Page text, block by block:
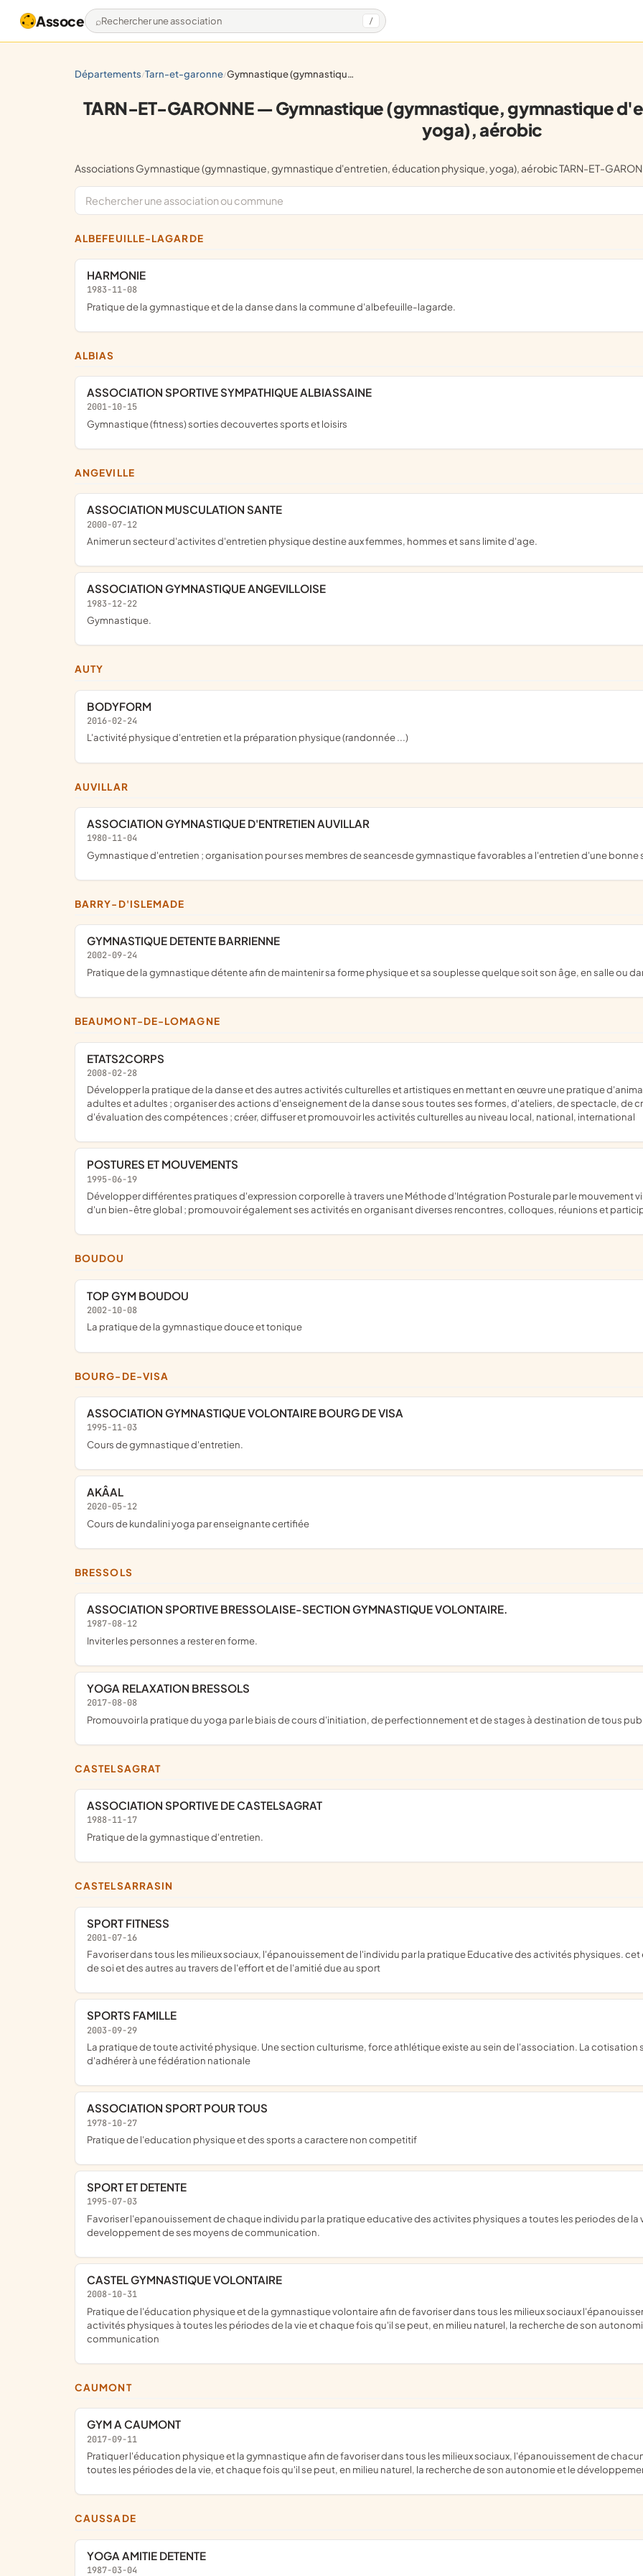
Assoce Rechercher une association /
départements/ tarn-et-garonne/ gymnastique (gymnastique, gymnastique d'entretien, éducation physique, yoga), aérobic
TARN-ET-GARONNE — Gymnastique (gymnastique, gymnastique
yoga), aérobic
Associations Gymnastique (gymnastique, gymnastique d'entretien, éducation physique, yoga), aérobic TARN-ET-
ALBEFEUILLE-LAGARDE
HARMONIE
1983-11-08
Pratique de la gymnastique et de la danse dans la commune d'albefeuille-lagarde.
ALBIAS
ASSOCIATION SPORTIVE SYMPATHIQUE ALBIASSAINE
2001-10-15
gymnastique (fitness) sorties decouvertes sports et loisirs
ANGEVILLE
ASSOCIATION MUSCULATION SANTE
2000-07-12
animer un secteur d'activites d'entretien physique destine aux femmes, hommes et sans limite d'age.
ASSOCIATION GYMNASTIQUE ANGEVILLOISE
1983-12-22
gymnastique.
AUTY
BODYFORM
2016-02-24
l'activité physique d'entretien et la préparation physique (randonnée ...)
AUVILLAR
ASSOCIATION GYMNASTIQUE D'ENTRETIEN AUVILLAR
1980-11-04
Gymnastique d'entretien ; organisation pour ses membres de seancesde gymnastique favorables a l'entretien d'une bonne
BARRY-D'ISLEMADE
GYMNASTIQUE DETENTE BARRIENNE
2002-09-24
pratique de la gymnastique détente afin de maintenir sa forme physique et sa souplesse quelque soit son âge, en salle ou
BEAUMONT-DE-LOMAGNE
ETATS2CORPS
2008-02-28
développer la pratique de la danse et des autres activités culturelles et artistiques en mettant en œuvre une pratique d'animation auprès des enfants, adolescents, jeunes
adultes et adultes ; organiser des actions d'enseignement de la danse sous toutes ses formes, d'ateliers, de spectacle, de
d'évaluation des compétences ; créer, diffuser et promouvoir les activités culturelles au niveau local, national, international
POSTURES ET MOUVEMENTS
1995-06-19
développer différentes pratiques d'expression corporelle à travers une Méthode d'Intégration Posturale par le mouvement visant au maintien de la mobilité naturelle du corps et
d'un bien-être global ; promouvoir également ses activités en organisant diverses rencontres, colloques, réunions et
BOUDOU
TOP GYM BOUDOU
2002-10-08
la pratique de la gymnastique douce et tonique
BOURG-DE-VISA
ASSOCIATION GYMNASTIQUE VOLONTAIRE BOURG DE VISA
1995-11-03
cours de gymnastique d'entretien.
AKÂAL
2020-05-12
cours de kundalini yoga par enseignante certifiée
BRESSOLS
ASSOCIATION SPORTIVE BRESSOLAISE-SECTION GYMNASTIQUE VOLONTAIRE.
1987-08-12
inviter les personnes a rester en forme.
YOGA RELAXATION BRESSOLS
2017-08-08
promouvoir la pratique du yoga par le biais de cours d'initiation, de perfectionnement et de stages à destination de tous
CASTELSAGRAT
ASSOCIATION SPORTIVE DE CASTELSAGRAT
1988-11-17
pratique de la gymnastique d'entretien.
CASTELSARRASIN
SPORT FITNESS
2001-07-16
Favoriser dans tous les milieux sociaux, l'épanouissement de l'individu par la pratique Educative des activités physiques. cet élan associatif a vocation de developper le respect
de soi et des autres au travers de l'effort et de l'amitié due au sport
SPORTS FAMILLE
2003-09-29
la pratique de toute activité physique. Une section culturisme, force athlétique existe au sein de l'association. La cotisation supplémentaire permet à ceux qui le souhaitent
d'adhérer à une fédération nationale
ASSOCIATION SPORT POUR TOUS
1978-10-27
Pratique de l'education physique et des sports a caractere non competitif
SPORT ET DETENTE
1995-07-03
Favoriser l'epanouissement de chaque individu par la pratique educative des activites physiques a toutes les periodes de la vie, la recherche de son autonomie et le
developpement de ses moyens de communication.
CASTEL GYMNASTIQUE VOLONTAIRE
2008-10-31
pratique de l'éducation physique et de la gymnastique volontaire afin de favoriser dans tous les milieux sociaux l'épanouissement de chacun par la pratique éducative des
activités physiques à toutes les périodes de la vie et chaque fois qu'il se peut, en milieu naturel, la recherche de son
communication
CAUMONT
GYM A CAUMONT
2017-09-11
pratiquer l'éducation physique et la gymnastique afin de favoriser dans tous les milieux sociaux, l'épanouissement de chacun par la pratique éducative des activités physiques à
toutes les périodes de la vie, et chaque fois qu'il se peut, en milieu naturel, la recherche de son autonomie et le
CAUSSADE
YOGA AMITIE DETENTE
1987-03-04